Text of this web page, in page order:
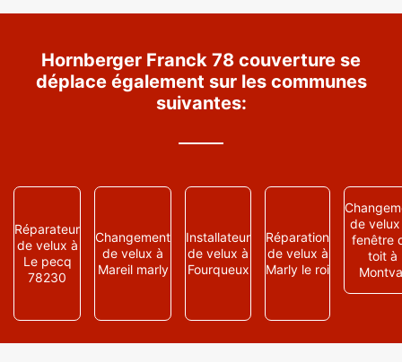
Hornberger Franck 78 couverture se
déplace également sur les communes
suivantes:
Réparateur
de velux à
Le pecq
78230
Changement
de velux à
Mareil marly
Installateur
de velux à
Fourqueux
Réparation
de velux à
Marly le roi
de
fenêtre
toit à